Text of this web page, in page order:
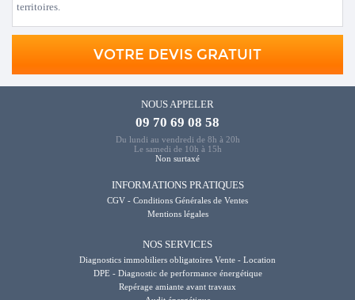
territoires.
VOTRE DEVIS GRATUIT
NOUS APPELER
09 70 69 08 58
Du lundi au vendredi de 8h à 20h
Le samedi de 10h à 15h
Non surtaxé
INFORMATIONS PRATIQUES
CGV - Conditions Générales de Ventes
Mentions légales
NOS SERVICES
Diagnostics immobiliers obligatoires Vente - Location
DPE - Diagnostic de performance énergétique
Repérage amiante avant travaux